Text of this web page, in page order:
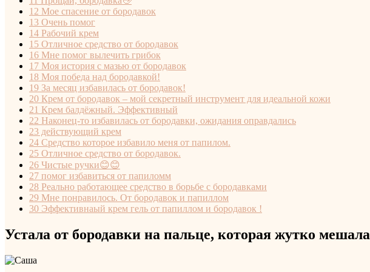
12 Мое спасение от бородавок
13 Очень помог
14 Рабочий крем
15 Отличное средство от бородавок
16 Мне помог вылечить грибок
17 Моя история с мазью от бородавок
18 Моя победа над бородавкой!
19 За месяц избавилась от бородавок!
20 Крем от бородавок – мой секретный инструмент для идеальной кожи
21 Крем балдёжный. Эффективный
22 Наконец-то избавилась от бородавки, ожидания оправдались
23 действующий крем
24 Средство которое избавило меня от папилом.
25 Отличное средство от бородавок.
26 Чистые ручки😊😊
27 помог избавиться от папиломм
28 Реально работающее средство в борьбе с бородавками
29 Мне понравилось. От бородавок и папиллом
30 Эффективнаый крем гель от папиллом и бородавок !
Устала от бородавки на пальце, которая жутко мешала